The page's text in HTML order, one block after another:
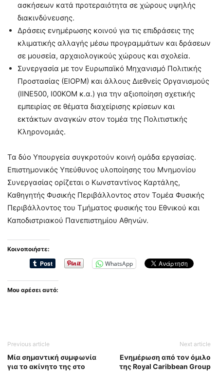
ασκήσεων κατά προτεραιότητα σε χώρους υψηλής
διακινδύνευσης.
Δράσεις ενημέρωσης κοινού για τις επιδράσεις της
κλιματικής αλλαγής μέσω προγραμμάτων και δράσεων
σε μουσεία, αρχαιολογικούς χώρους και σχολεία.
Συνεργασία με τον Ευρωπαϊκό Μηχανισμό Πολιτικής
Προστασίας (ΕΙΟΡΜ) και άλλους Διεθνείς Οργανισμούς
(ΙΙΝΕ500, Ι00ΚΟΜ κ.α.) για την αξιοποίηση σχετικής
εμπειρίας σε θέματα διαχείρισης κρίσεων και
εκτάκτων αναγκών στον τομέα της Πολιτιστικής
Κληρονομιάς.
Τα δύο Υπουργεία συγκροτούν κοινή ομάδα εργασίας.
Επιστημονικός Υπεύθυνος υλοποίησης του Μνημονίου
Συνεργασίας ορίζεται ο Κωνσταντίνος Καρτάλης,
Καθηγητής Φυσικής Περιβάλλοντος στον Τομέα Φυσικής
Περιβάλλοντος του Τμήματος φυσικής του Εθνικού και
Καποδιστριακού Πανεπιστημίου Αθηνών.
Κοινοποιήστε:
WhatsApp
Μου αρέσει αυτό:
Previous article
Μία σημαντική συμφωνία
για το ακίνητο της στο
Next article
Ενημέρωση από τον όμιλο
της Royal Caribbean Group